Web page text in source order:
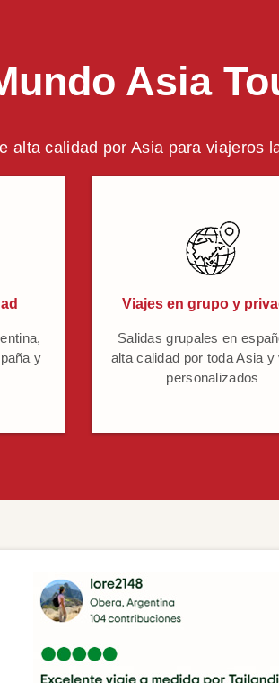
Asia
alta calidad por Asia para viajeros
y
Viajes en grupo y
Salidas grupales en
alta calidad por toda Asia y
personalizados